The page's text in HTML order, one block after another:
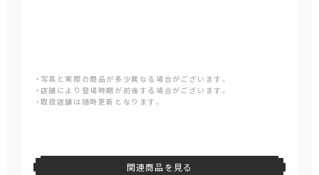
・写真と実際の商品が多少異なる場合がございます。
・店舗により登場時期が前後する場合がございます。
・取扱店舗は随時更新となります。
関連商品を見る